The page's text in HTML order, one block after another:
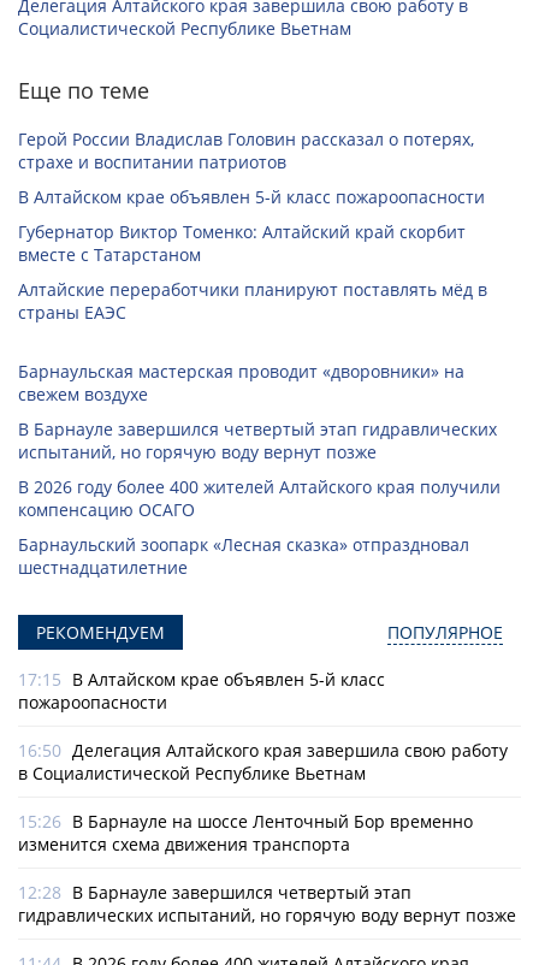
Делегация Алтайского края завершила свою работу в
Социалистической Республике Вьетнам
Еще по теме
Герой России Владислав Головин рассказал о потерях,
страхе и воспитании патриотов
В Алтайском крае объявлен 5-й класс пожароопасности
Губернатор Виктор Томенко: Алтайский край скорбит
вместе с Татарстаном
Алтайские переработчики планируют поставлять мёд в
страны ЕАЭС
Барнаульская мастерская проводит «дворовники» на
свежем воздухе
В Барнауле завершился четвертый этап гидравлических
испытаний, но горячую воду вернут позже
В 2026 году более 400 жителей Алтайского края получили
компенсацию ОСАГО
Барнаульский зоопарк «Лесная сказка» отпраздновал
шестнадцатилетние
РЕКОМЕНДУЕМ ПОПУЛЯРНОЕ
17:15 В Алтайском крае объявлен 5-й класс
пожароопасности
16:50 Делегация Алтайского края завершила свою работу
в Социалистической Республике Вьетнам
15:26 В Барнауле на шоссе Ленточный Бор временно
изменится схема движения транспорта
12:28 В Барнауле завершился четвертый этап
гидравлических испытаний, но горячую воду вернут позже